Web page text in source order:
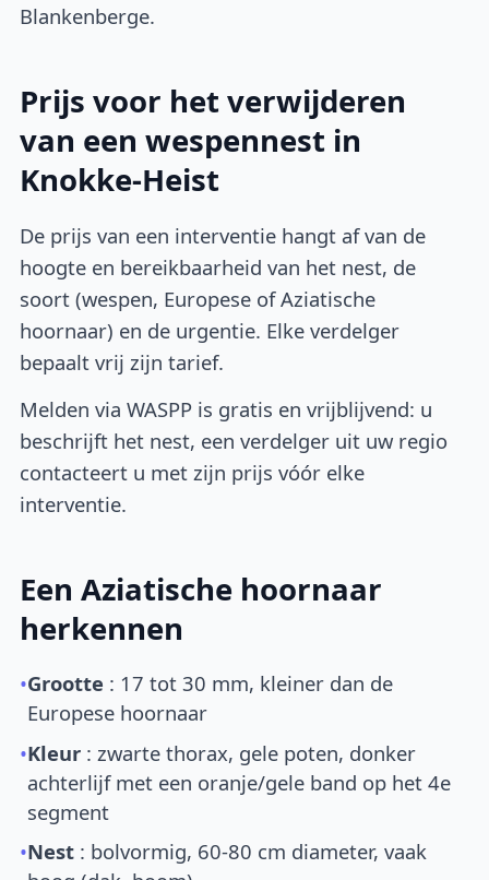
Blankenberge.
Prijs voor het verwijderen
van een wespennest in
Knokke-Heist
De prijs van een interventie hangt af van de
hoogte en bereikbaarheid van het nest, de
soort (wespen, Europese of Aziatische
hoornaar) en de urgentie. Elke verdelger
bepaalt vrij zijn tarief.
Melden via WASPP is gratis en vrijblijvend: u
beschrijft het nest, een verdelger uit uw regio
contacteert u met zijn prijs vóór elke
interventie.
Een Aziatische hoornaar
herkennen
•Grootte : 17 tot 30 mm, kleiner dan de
Europese hoornaar
•Kleur : zwarte thorax, gele poten, donker
achterlijf met een oranje/gele band op het 4e
segment
•Nest : bolvormig, 60-80 cm diameter, vaak